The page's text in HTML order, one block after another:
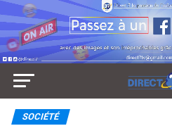
SOCIÉTÉ